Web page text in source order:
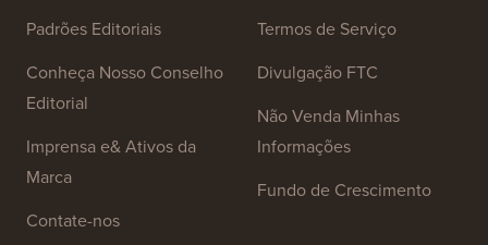
Padrões Editoriais
Conheça Nosso Conselho
Editorial
Imprensa e& Ativos da
Marca
Contate-nos
Termos de Serviço
Divulgação FTC
Não Venda Minhas
Informações
Fundo de Crescimento